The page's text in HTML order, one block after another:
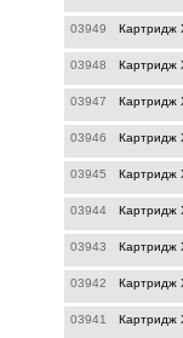
03949 Картридж
03948 Картридж
03947 Картридж
03946 Картридж
03945 Картридж
03944 Картридж
03943 Картридж
03942 Картридж
03941 Картридж